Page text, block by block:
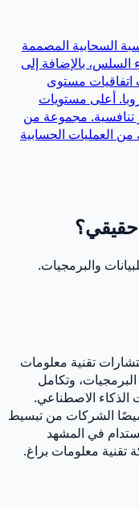
السحابية المصممة
السلس، بالإضافة إلى
اتفاقيات مستوى
أعلى مستويات
تنافسية. مجموعة من
العمليات الحسابية
حقيقي؟
والبرمجيات.
تقنية معلومات
وتكامل
الذكاء الاصطناعي.
الشركات من تبسيط
في المشهد
تقنية معلومات براغ.